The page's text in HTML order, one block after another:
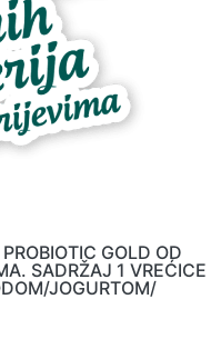
GOLD OD
SADRŽAJ 1 VREĆICE
JOGURTOM/